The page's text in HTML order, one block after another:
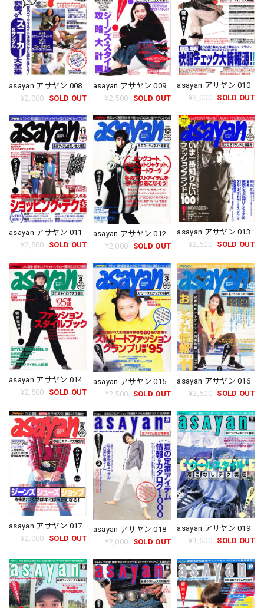
asayan アサヤン 008
¥2,000
SOLD OUT
asayan アサヤン 009
¥2,500
SOLD OUT
asayan アサヤン 010
¥3,000 SOLD OUT
asayan アサヤン 011
¥2,500
SOLD OUT
asayan アサヤン 012
¥2,000
SOLD OUT
asayan アサヤン 013
¥2,500 SOLD OUT
asayan アサヤン 014
¥2,500
SOLD OUT
asayan アサヤン 015
¥2,500
SOLD OUT
asayan アサヤン 016
¥2,500 SOLD OUT
asayan アサヤン 017
¥2,000
SOLD OUT
asayan アサヤン 018
¥2,000
SOLD OUT
asayan アサヤン 019
¥1,500 SOLD OUT